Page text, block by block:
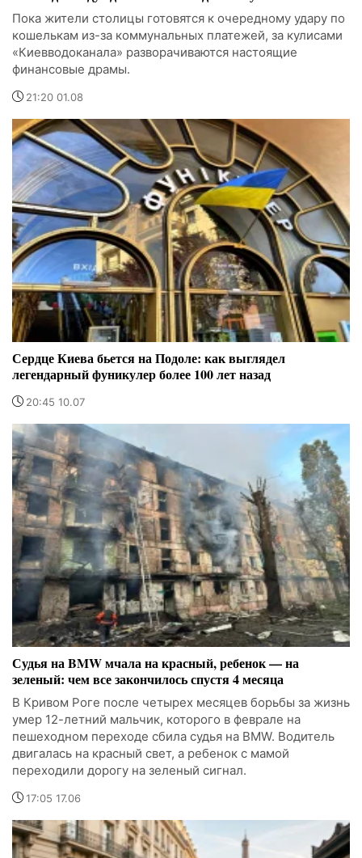
Пока жители столицы готовятся к очередному удару по
кошелькам из-за коммунальных платежей, за кулисами
«Киевводоканала» разворачиваются настоящие
финансовые драмы.
21:20 01.08
Сердце Киева бьется на Подоле: как выглядел
легендарный фуникулер более 100 лет назад
20:45 10.07
Судья на BMW мчала на красный, ребенок — на
зеленый: чем все закончилось спустя 4 месяца
В Кривом Роге после четырех месяцев борьбы за жизнь
умер 12-летний мальчик, которого в феврале на
пешеходном переходе сбила судья на BMW. Водитель
двигалась на красный свет, а ребенок с мамой
переходили дорогу на зеленый сигнал.
17:05 17.06